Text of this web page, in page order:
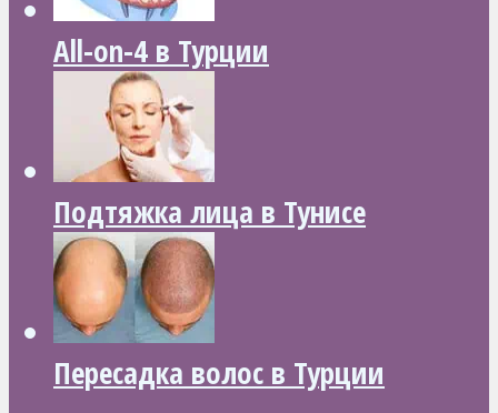
All-on-4 в Турции
Подтяжка лица в Тунисе
Пересадка волос в Турции